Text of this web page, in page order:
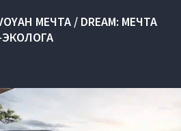
МЕЧТА / DREAM: МЕЧТА